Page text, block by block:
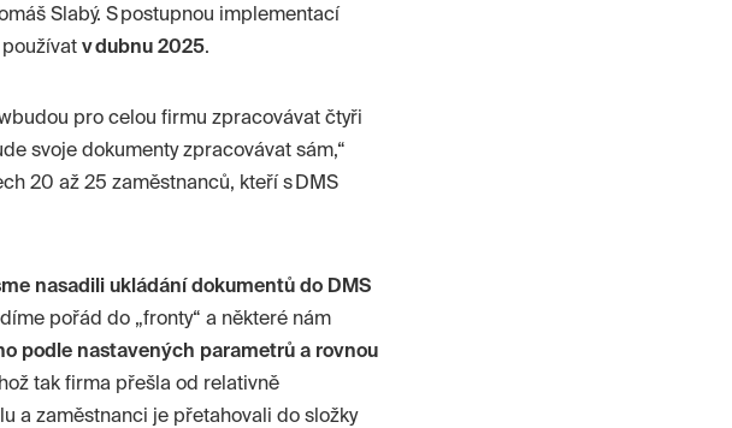
Slabý. S postupnou implementací
v dubnu 2025.
budou pro celou firmu zpracovávat čtyři
svoje dokumenty zpracovávat sám,“
20 až 25 zaměstnanců, kteří s DMS
nasadili ukládání dokumentů do DMS
pořád do „fronty“ a některé nám
podle nastavených parametrů a rovnou
tak firma přešla od relativně
a zaměstnanci je přetahovali do složky